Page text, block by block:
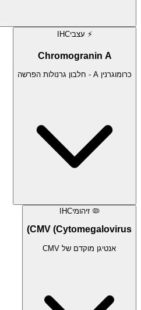
⚡ עצביIHC
Chromogranin A
כרומוגרנין A - חלבון גרנולות הפרשה
🦠 זיהומיIHC
CMV (Cytomegalovirus)
אנטיגן מוקדם של CMV